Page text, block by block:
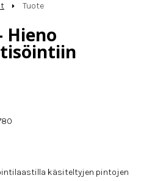
Tuote
Hieno
käsiteltyjen pintojen